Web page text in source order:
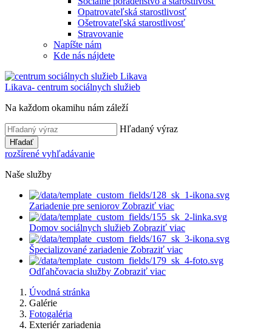
Opatrovateľská starostlivosť
Ošetrovateľská starostlivosť
Stravovanie
Napíšte nám
Kde nás nájdete
Likava- centrum sociálnych služieb
Na každom okamihu nám záleží
Hľadaný výraz
Hľadať
rozšírené vyhľadávanie
Naše služby
Zariadenie pre seniorov Zobraziť viac
Domov sociálnych služieb Zobraziť viac
Špecializované zariadenie Zobraziť viac
Odľahčovacia služby Zobraziť viac
Úvodná stránka
Galérie
Fotogaléria
Exteriér zariadenia